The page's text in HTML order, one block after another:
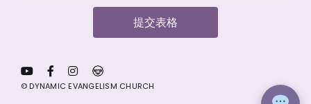
提交表格
© DYNAMIC EVANGELISM CHURCH